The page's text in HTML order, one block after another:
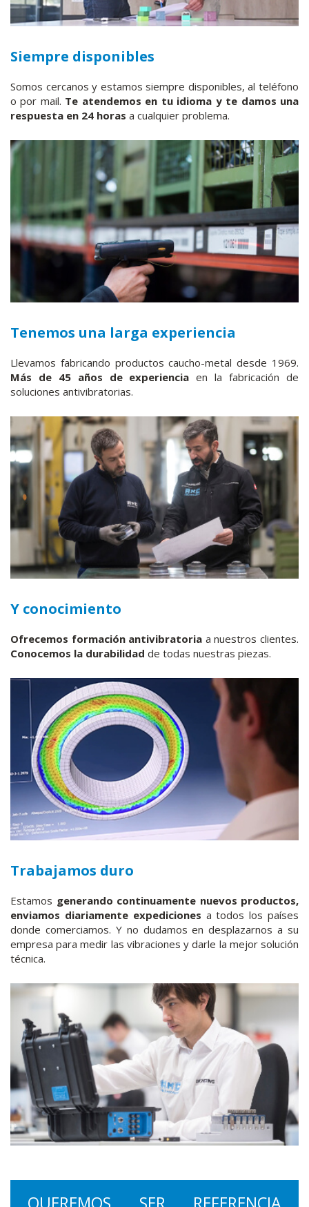
Siempre disponibles
Somos cercanos y estamos siempre disponibles, al teléfono
o por mail. Te atendemos en tu idioma y te damos una
respuesta en 24 horas a cualquier problema.
Tenemos una larga experiencia
Llevamos fabricando productos caucho-metal desde 1969.
Más de 45 años de experiencia en la fabricación de
soluciones antivibratorias.
Y conocimiento
Ofrecemos formación antivibratoria a nuestros clientes.
Conocemos la durabilidad de todas nuestras piezas.
Trabajamos duro
Estamos generando continuamente nuevos productos,
enviamos diariamente expediciones a todos los países
donde comerciamos. Y no dudamos en desplazarnos a su
empresa para medir las vibraciones y darle la mejor solución
técnica.
QUEREMOS SER REFERENCIA